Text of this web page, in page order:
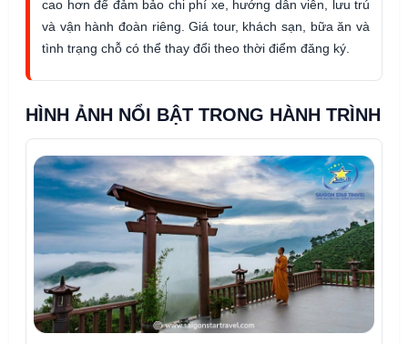
cao hơn để đảm bảo chi phí xe, hướng dẫn viên, lưu trú
và vận hành đoàn riêng. Giá tour, khách sạn, bữa ăn và
tình trạng chỗ có thể thay đổi theo thời điểm đăng ký.
HÌNH ẢNH NỔI BẬT TRONG HÀNH TRÌNH